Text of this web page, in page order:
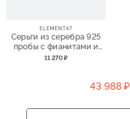
ELEMENT47
Серьги из серебра 925
пробы с фианитами и
ониксом
11 270 ₽
43 988 ₽